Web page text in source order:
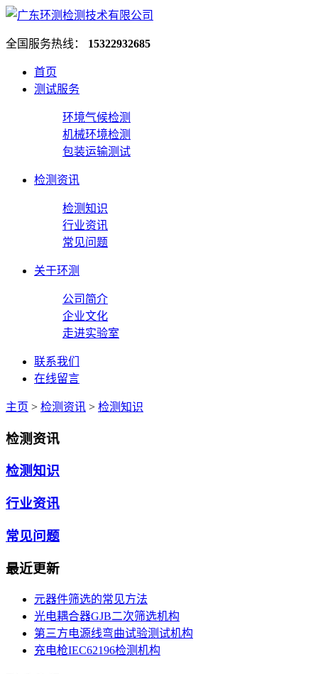
全国服务热线： 15322932685
首页
测试服务
环境气候检测
机械环境检测
包装运输测试
检测资讯
检测知识
行业资讯
常见问题
关于环测
公司简介
企业文化
走进实验室
联系我们
在线留言
主页 > 检测资讯 > 检测知识
检测资讯
检测知识
行业资讯
常见问题
最近更新
元器件筛选的常见方法
光电耦合器GJB二次筛选机构
第三方电源线弯曲试验测试机构
充电枪IEC62196检测机构